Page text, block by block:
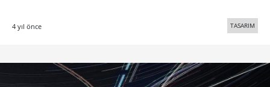
4 yıl önce TASARIM